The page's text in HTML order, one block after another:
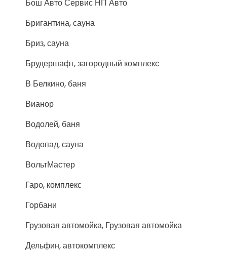
Бош Авто Сервис НП Авто
Бригантина, сауна
Бриз, сауна
Брудершафт, загородный комплекс
В Белкино, баня
Вианор
Водолей, баня
Водопад, сауна
ВольтМастер
Гаро, комплекс
Горбани
Грузовая автомойка, Грузовая автомойка
Дельфин, автокомплекс